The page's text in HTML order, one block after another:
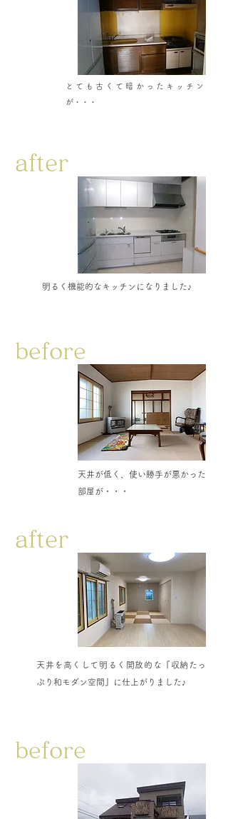
​とても古くて暗かったキッチン
が・・・
after
明るく機能的なキッチンになりました♪
before
天井が低く、使い勝手が悪かった
部屋が・・・
after
​天井を高くして明るく開放的な『収納たっ
ぷり和モダン空間』に仕上がりました♪
before